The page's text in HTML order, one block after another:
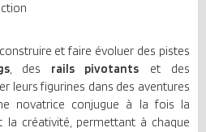
et faire évoluer des pistes
, des rails pivotants et des
leurs figurines dans des aventures
novatrice conjugue à la fois la
la créativité, permettant à chaque